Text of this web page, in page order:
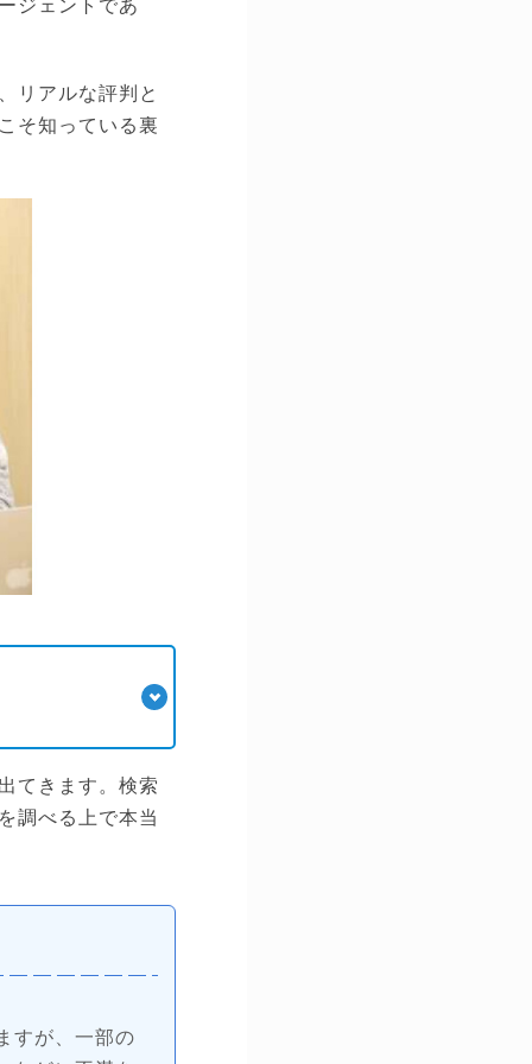
ジェントであ
リアルな評判と
そ知っている裏
てきます。検索
調べる上で本当
すが、一部の